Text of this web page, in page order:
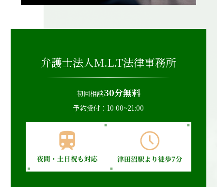
弁護士法人M.L.T法律事務所
初回相談30分無料
予約受付：10:00~21:00